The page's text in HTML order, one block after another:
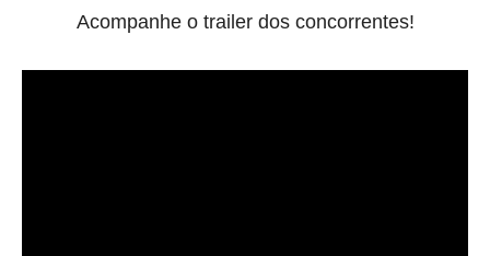
Acompanhe o trailer dos concorrentes!